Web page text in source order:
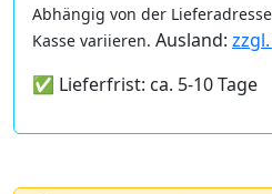
Abhängig von der
Kasse variieren. Ausland:
✅ Lieferfrist: ca. 5-10 Tage